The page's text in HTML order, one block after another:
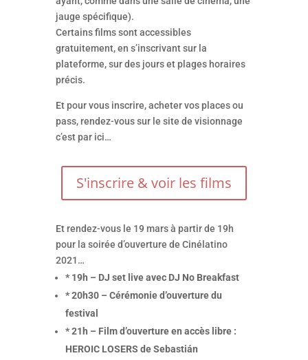
jauge spécifique).
Certains films sont accessibles
gratuitement, en s’inscrivant sur la
plateforme, sur des jours et plages horaires
précis.
Et pour vous inscrire, acheter vos places ou
pass, rendez-vous sur le site de visionnage
c’est par ici…
S'inscrire & voir les films
Et rendez-vous le 19 mars à partir de 19h
pour la soirée d’ouverture de Cinélatino
2021…
* 19h – DJ set live avec DJ No Breakfast
* 20h30 – Cérémonie d’ouverture du
festival
* 21h – Film d’ouverture en accès libre :
HEROIC LOSERS de Sebastián